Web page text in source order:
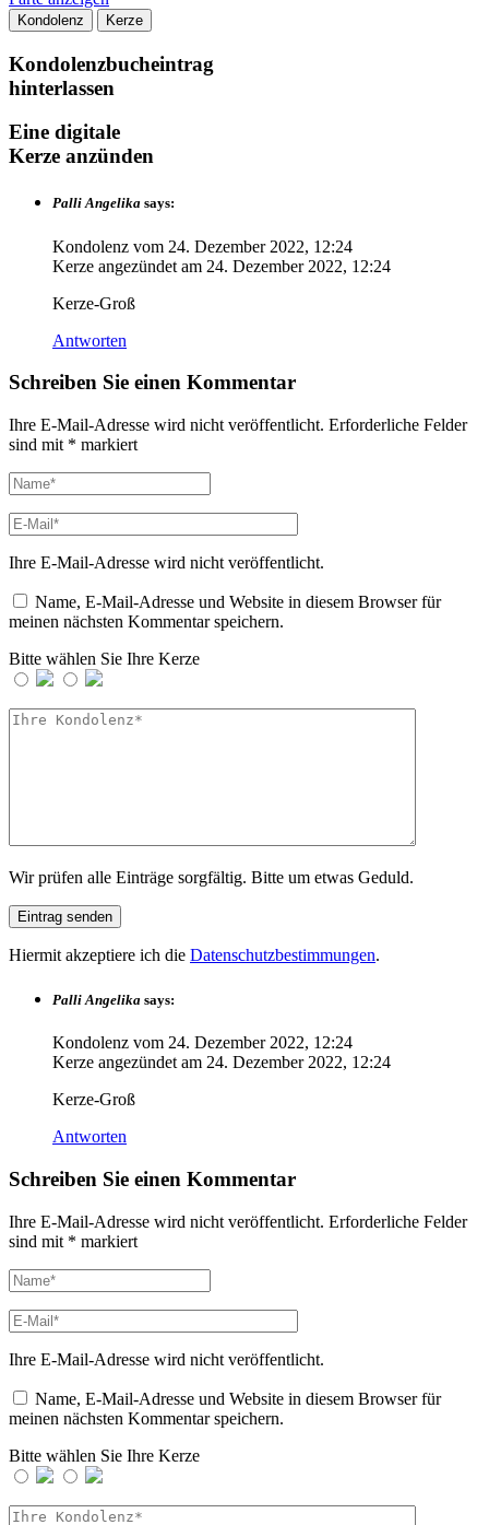
Kondolenz Kerze
Kondolenzbucheintrag
hinterlassen
Eine digitale
Kerze anzünden
Palli Angelika says:
Kondolenz vom 24. Dezember 2022, 12:24
Kerze angezündet am 24. Dezember 2022, 12:24
Kerze-Groß
Antworten
Schreiben Sie einen Kommentar
Ihre E-Mail-Adresse wird nicht veröffentlicht. Erforderliche Felder
sind mit * markiert
Ihre E-Mail-Adresse wird nicht veröffentlicht.
Name, E-Mail-Adresse und Website in diesem Browser für
meinen nächsten Kommentar speichern.
Bitte wählen Sie Ihre Kerze
Wir prüfen alle Einträge sorgfältig. Bitte um etwas Geduld.
Hiermit akzeptiere ich die Datenschutzbestimmungen.
Palli Angelika says:
Kondolenz vom 24. Dezember 2022, 12:24
Kerze angezündet am 24. Dezember 2022, 12:24
Kerze-Groß
Antworten
Schreiben Sie einen Kommentar
Ihre E-Mail-Adresse wird nicht veröffentlicht. Erforderliche Felder
sind mit * markiert
Ihre E-Mail-Adresse wird nicht veröffentlicht.
Name, E-Mail-Adresse und Website in diesem Browser für
meinen nächsten Kommentar speichern.
Bitte wählen Sie Ihre Kerze